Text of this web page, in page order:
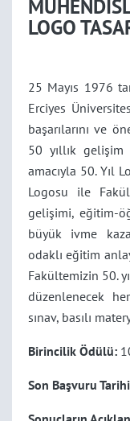
LOGO
25 Mayıs 1976
Erciyes
başarılarını ve
50 yıllık
amacıyla 50. Yıl
Logosu ile
gelişimi, eğitim-
büyük ivme
odaklı eğitim
Fakültemizin 50.
düzenlenecek
sınav, basılı
Birincilik Ödülü:
Son Başvuru